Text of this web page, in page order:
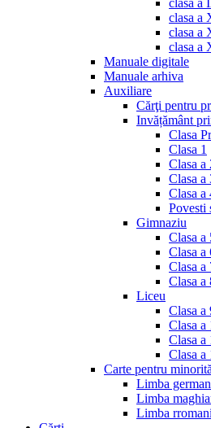
clasa a
clasa a
clasa a
clasa a
Manuale digitale
Manuale arhiva
Auxiliare
Cărţi pentru
Invățământ
Clasa
Clasa 1
Clasa a
Clasa a
Clasa a
Povesti
Gimnaziu
Clasa a
Clasa a
Clasa a
Clasa a
Liceu
Clasa a
Clasa a
Clasa a
Clasa a
Carte pentru
Limba
Limba
Limba rromani